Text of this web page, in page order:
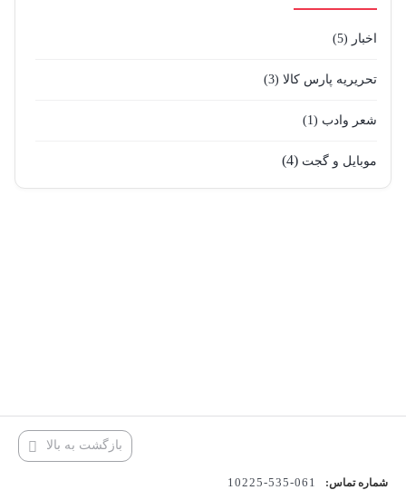
اخبار (5)
تحریریه پارس کالا(3)
شعر وادب (1)
موبایل و گجت (4)
بازگشت به بالا
شماره تماس: 061-535-10225